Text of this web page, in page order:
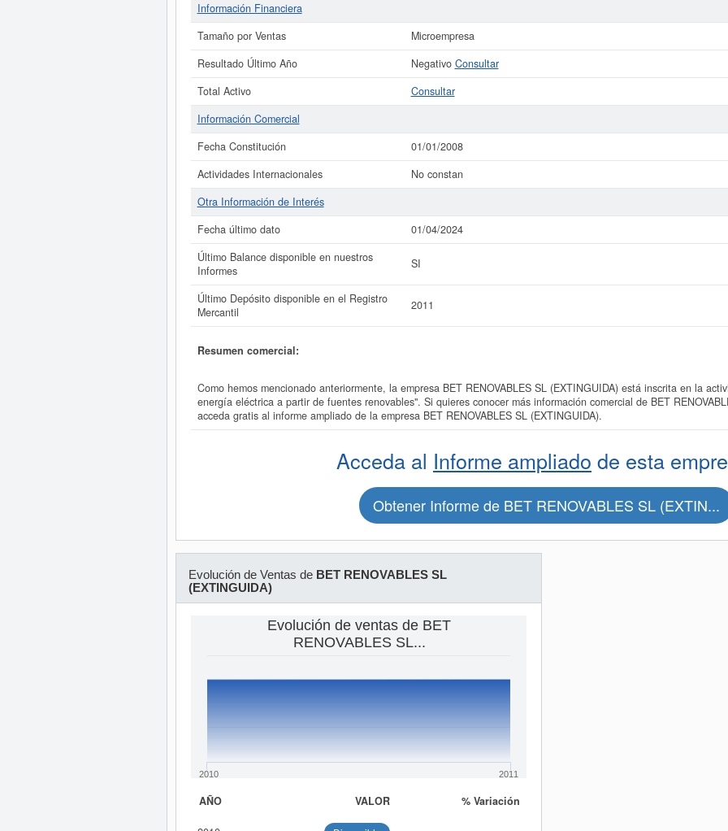
Información Financiera
Tamaño por Ventas
Microempresa
Resultado Último Año
Negativo Consultar
Total Activo
Consultar
Información Comercial
Fecha Constitución
01/01/2008
Actividades Internacionales
No constan
Otra Información de Interés
Fecha último dato
01/04/2024
Último Balance disponible en nuestros
Informes
SI
Último Depósito disponible en el Registro
Mercantil
2011
Resumen comercial:
Como hemos mencionado anteriormente, la empresa BET RENOVABLES SL (EXTINGUIDA) está inscrita en la
energía eléctrica a partir de fuentes renovables". Si quieres conocer más información comercial de BET
acceda gratis al informe ampliado de la empresa BET RENOVABLES SL (EXTINGUIDA).
Acceda al Informe ampliado de esta
Obtener Informe de BET RENOVABLES SL (EXTIN...
Evolución de Ventas de BET RENOVABLES SL
(EXTINGUIDA)
Evolución de ventas de BET
RENOVABLES SL...
2010 2011
AÑO VALOR % Variación